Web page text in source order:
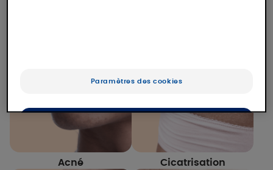
Acné Cicatrisation
Paramètres des cookies
Uniquement les essentiels